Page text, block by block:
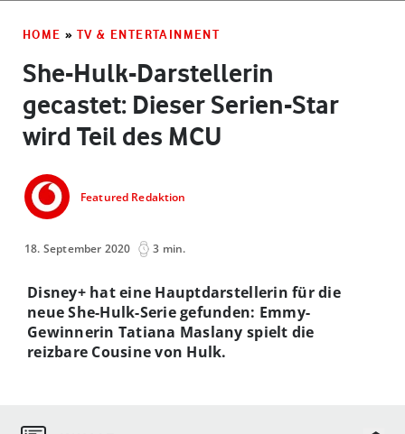
HOME » TV & ENTERTAINMENT
She-Hulk-Darstellerin
gecastet: Dieser Serien-Star
wird Teil des MCU
Featured Redaktion
18. September 2020 3 min.
Disney+ hat eine Hauptdarstellerin für die
neue She-Hulk-Serie gefunden: Emmy-
Gewinnerin Tatiana Maslany spielt die
reizbare Cousine von Hulk.